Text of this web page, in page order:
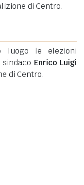
di Centro.
luogo le elezioni
Enrico Luigi
di Centro.